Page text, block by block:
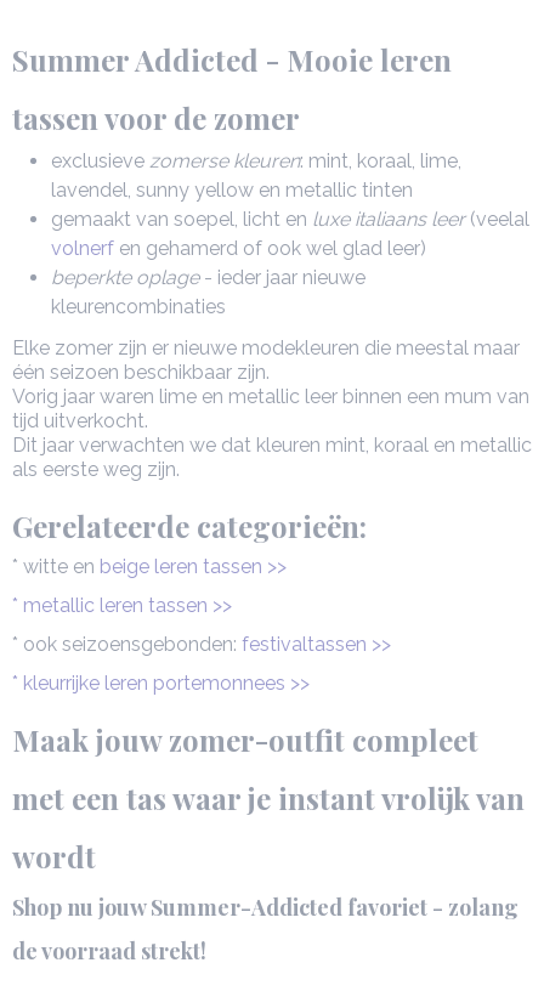
Summer Addicted - Mooie leren
tassen voor de zomer
exclusieve zomerse kleuren: mint, koraal, lime,
lavendel, sunny yellow en metallic tinten
gemaakt van soepel, licht en luxe italiaans leer (veelal
volnerf en gehamerd of ook wel glad leer)
beperkte oplage- ieder jaar nieuwe
kleurencombinaties
Elke zomer zijn er nieuwe modekleuren die meestal maar
één seizoen beschikbaar zijn.
Vorig jaar waren lime en metallic leer binnen een mum van
tijd uitverkocht.
Dit jaar verwachten we dat kleuren mint, koraal en metallic
als eerste weg zijn.
Gerelateerde categorieën:
* witte en beige leren tassen >>
* metallic leren tassen >>
* ook seizoensgebonden: festivaltassen >>
* kleurrijke leren portemonnees >>
Maak jouw zomer-outfit compleet
met een tas waar je instant vrolijk van
wordt
Shop nu jouw Summer-Addicted favoriet - zolang
de voorraad strekt!